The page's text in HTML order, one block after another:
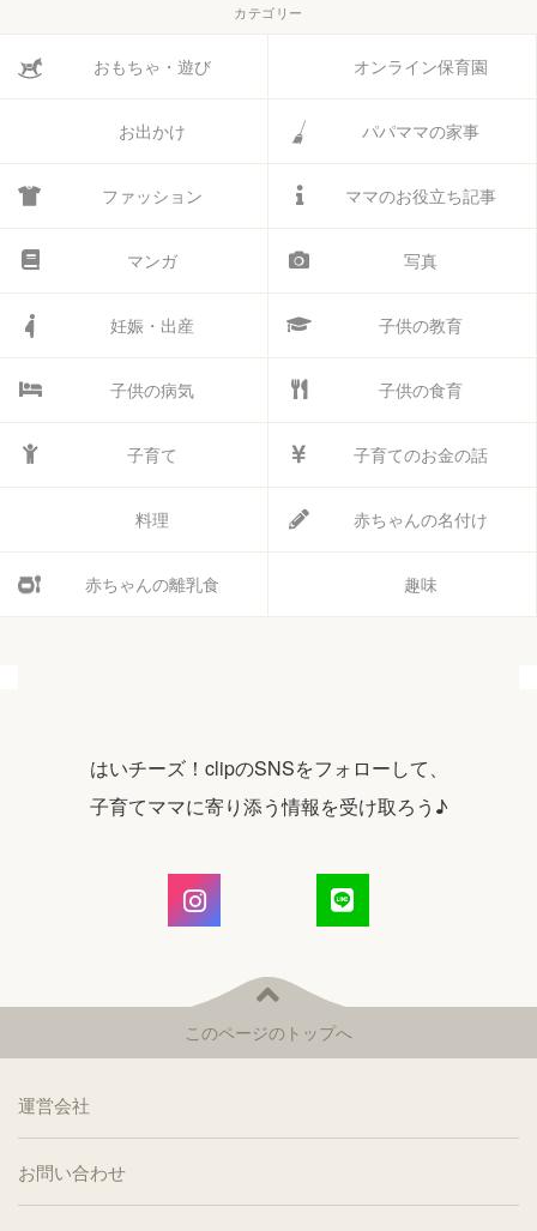
カテゴリー
おもちゃ・遊び オンライン保育園
お出かけ パパママの家事
ファッション ママのお役立ち記事
マンガ 写真
妊娠・出産 子供の教育
子供の病気 子供の食育
子育て 子育てのお金の話
料理 赤ちゃんの名付け
赤ちゃんの離乳食 趣味
はいチーズ！clipのSNSをフォローして、
子育てママに寄り添う情報を受け取ろう♪
このページのトップへ
運営会社
お問い合わせ